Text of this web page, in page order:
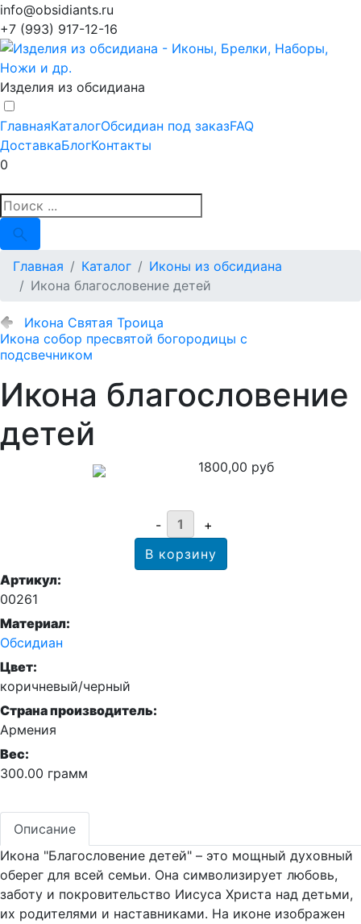
info@obsidiants.ru
+7 (993) 917-12-16
Изделия из обсидиана
ГлавнаяКаталогОбсидиан под заказFAQ
ДоставкаБлогКонтакты
0
Главная Каталог
Иконы из обсидиана
Икона благословение детей
Икона Святая Троица
Икона собор пресвятой богородицы с
подсвечником
Икона благословение
детей
1800,00 руб
Артикул:
00261
Материал:
Обсидиан
Цвет:
коричневый/черный
Страна производитель:
Армения
Вес:
300.00 грамм
Описание
Икона "Благословение детей" – это мощный духовный
оберег для всей семьи. Она символизирует любовь,
заботу и покровительство Иисуса Христа над детьми,
их родителями и наставниками. На иконе изображен